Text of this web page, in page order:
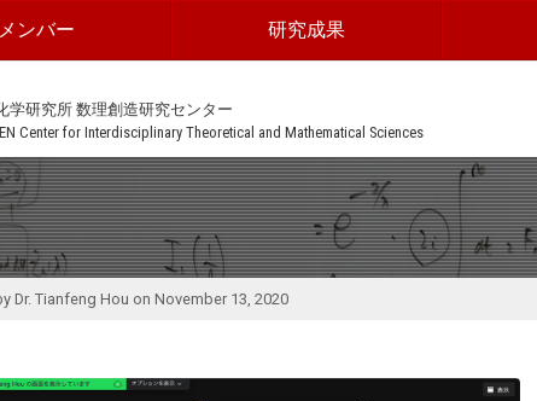
メンバー 研究成果
学研究所 数理創造研究センター
Center for Interdisciplinary Theoretical and Mathematical Sciences
Dr. Tianfeng Hou on November 13, 2020